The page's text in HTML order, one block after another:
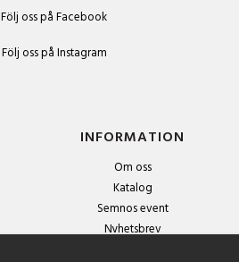
Följ oss på Facebook
Följ oss på Instagram
INFORMATION
Om oss
Katalog
Semnos event
Nyhetsbrev